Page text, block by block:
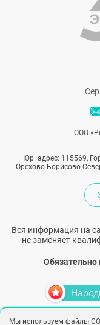
ООО
Юр. адрес: 115569,
Орехово-Борисово
Вся информация на
не заменяет
Обязательно
Мы используем файлы